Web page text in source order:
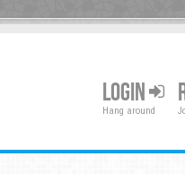
LOGIN
Hang around